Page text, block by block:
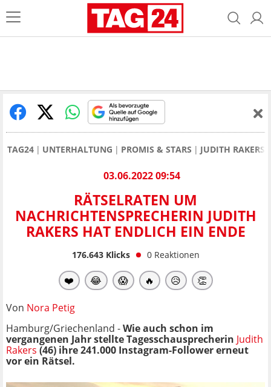
TAG24 UNTERHALTUNG PROMIS & STARS JUDITH RAKERS
03.06.2022 09:54
RÄTSELRATEN UM
NACHRICHTENSPRECHERIN JUDITH
RAKERS HAT ENDLICH EIN ENDE
176.643Klicks 0 Reaktionen
❤️ 😂 😱 🔥 😥 👏
Von Nora Petig
Hamburg/Griechenland -Wie auch schon im
vergangenen Jahr stellte Tagesschausprecherin Judith
Rakers (46) ihre 241.000 Instagram-Follower erneut
vor ein Rätsel.